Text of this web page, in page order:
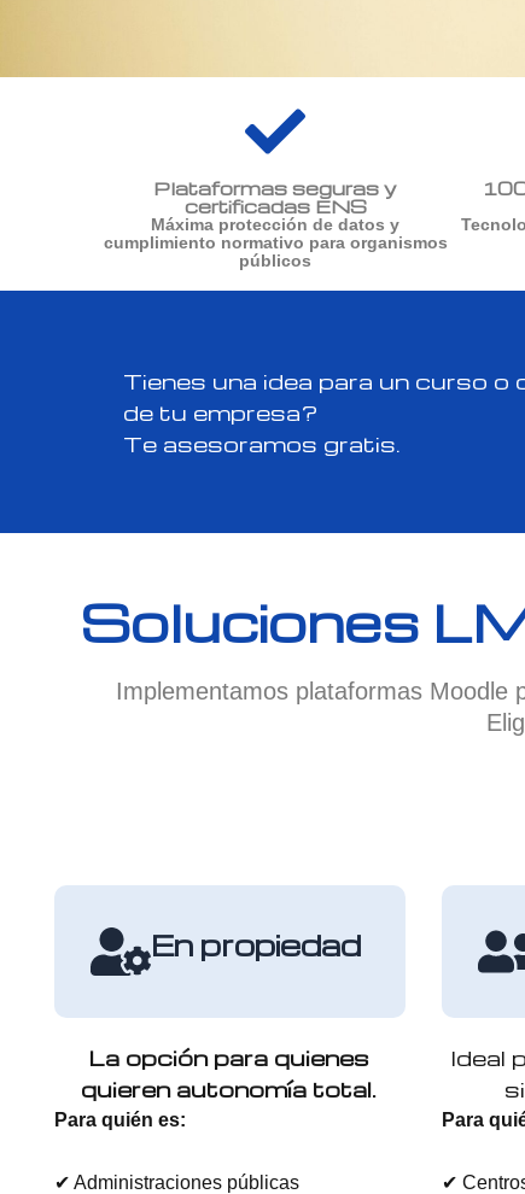
Plataformas seguras y
certificadas ENS
Máxima protección de datos y
cumplimiento normativo para organismos
públicos
Tienes una idea para un curso o
de tu empresa?
Te asesoramos gratis.
Soluciones
Implementamos plataformas Moodle
En propiedad
La opción para quienes
quieren autonomía total.
Para quién es:
✔ Administraciones públicas
Ideal
Para
✔